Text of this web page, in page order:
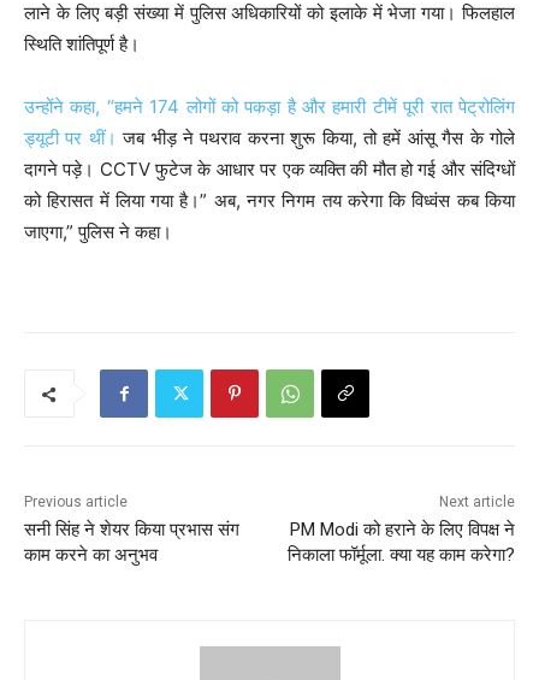
लाने के लिए बड़ी संख्या में पुलिस अधिकारियों को इलाके में भेजा गया। फिलहाल
स्थिति शांतिपूर्ण है।
उन्होंने कहा, “हमने 174 लोगों को पकड़ा है और हमारी टीमें पूरी रात पेट्रोलिंग
ड्यूटी पर थीं। जब भीड़ ने पथराव करना शुरू किया, तो हमें आंसू गैस के गोले
दागने पड़े। CCTV फुटेज के आधार पर एक व्यक्ति की मौत हो गई और संदिग्धों
को हिरासत में लिया गया है।” अब, नगर निगम तय करेगा कि विध्वंस कब किया
जाएगा,” पुलिस ने कहा।
a
Previous article
सनी सिंह ने शेयर किया प्रभास संग
काम करने का अनुभव
Next article
PM Modi को हराने के लिए विपक्ष ने
निकाला फॉर्मूला. क्या यह काम करेगा?